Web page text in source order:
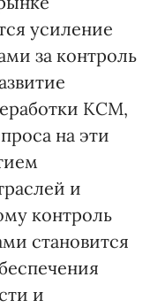
усиление
за контроль
КСМ,
на эти
и
контроль
становится
и